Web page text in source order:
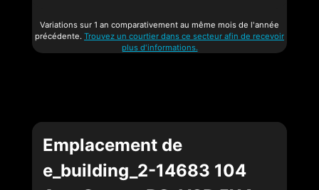
Variations sur 1 an comparativement au même mois de l'année
précédente. Trouvez un courtier dans ce secteur afin de recevoir
plus d'informations.
Emplacement de
e_building_2-14683 104